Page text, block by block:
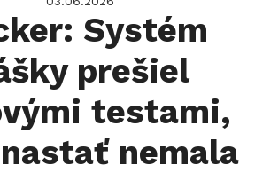
Systém
prešiel
testami,
nemala